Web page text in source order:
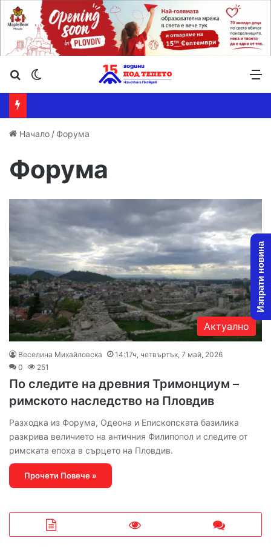
Търсене ...
Начало / Форума
Форума
Актуално
Веселина Михайловска
14:17ч, четвъртък, 7 май, 2026
0
251
По следите на древния Тримонциум –
римското наследство на Пловдив
Разходка из Форума, Одеона и Епископската базилика
разкрива величието на античния Филипопол и следите от
римската епоха в сърцето на Пловдив.
Прочети Повече »
Изпрати новина